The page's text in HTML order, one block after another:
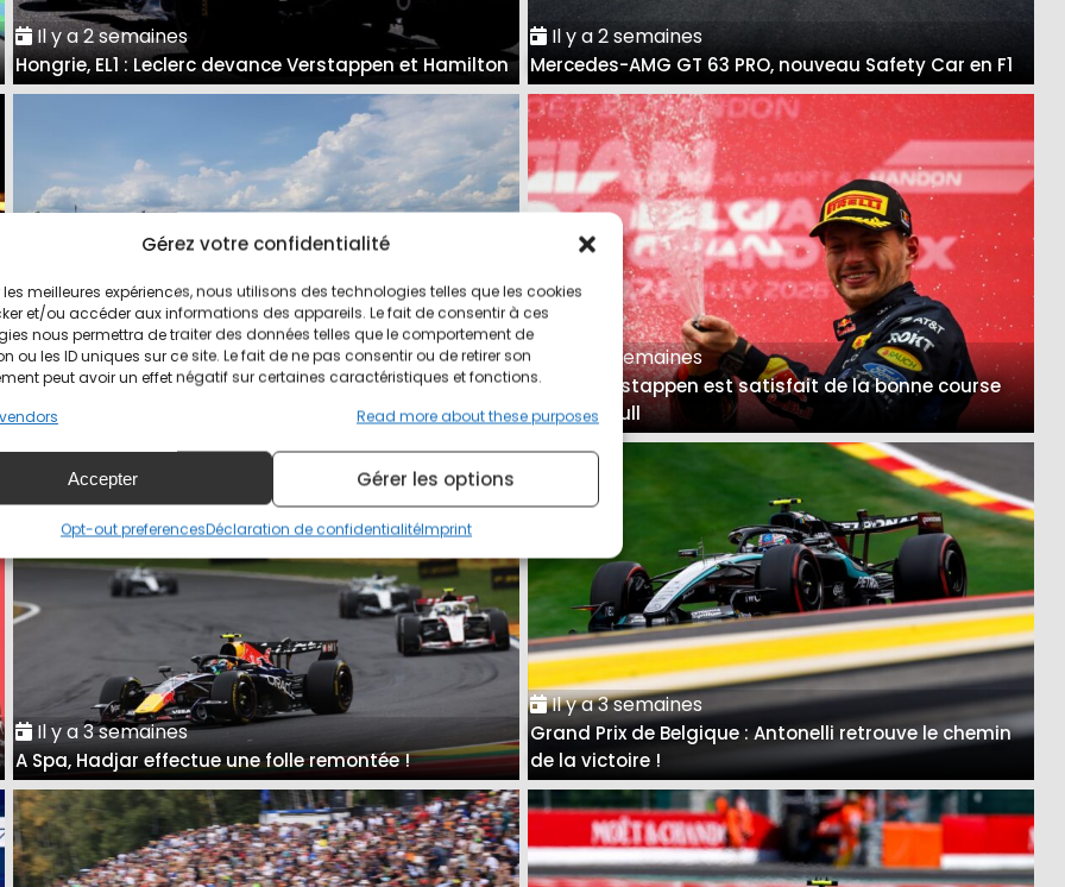
Gérez votre confidentialité
les meilleures expériences, nous utilisons des technologies telles que les cookies
et/ou accéder aux informations des appareils. Le fait de consentir à ces
nous permettra de traiter des données telles que le comportement de
ou les ID uniques sur ce site. Le fait de ne pas consentir ou de retirer son
peut avoir un effet négatif sur certaines caractéristiques et fonctions.
Read more about these purposes
Accepter Gérer les options
Opt-out preferencesDéclaration de confidentialitéImprint
Il y a 2 semaines
Hongrie, EL1 : Leclerc devance Verstappen et Hamilton
Il y a 2 semaines
Mercedes-AMG GT 63 PRO, nouveau Safety Car en F1
Il y a 2 semaines
Grand Prix de Hongrie : présentation et horaires
Il y a 3 semaines
A Spa, Verstappen est satisfait de la bonne course
des Red Bull
Il y a 3 semaines
A Spa, Hadjar effectue une folle remontée !
Il y a 3 semaines
Grand Prix de Belgique : Antonelli retrouve le chemin
de la victoire !